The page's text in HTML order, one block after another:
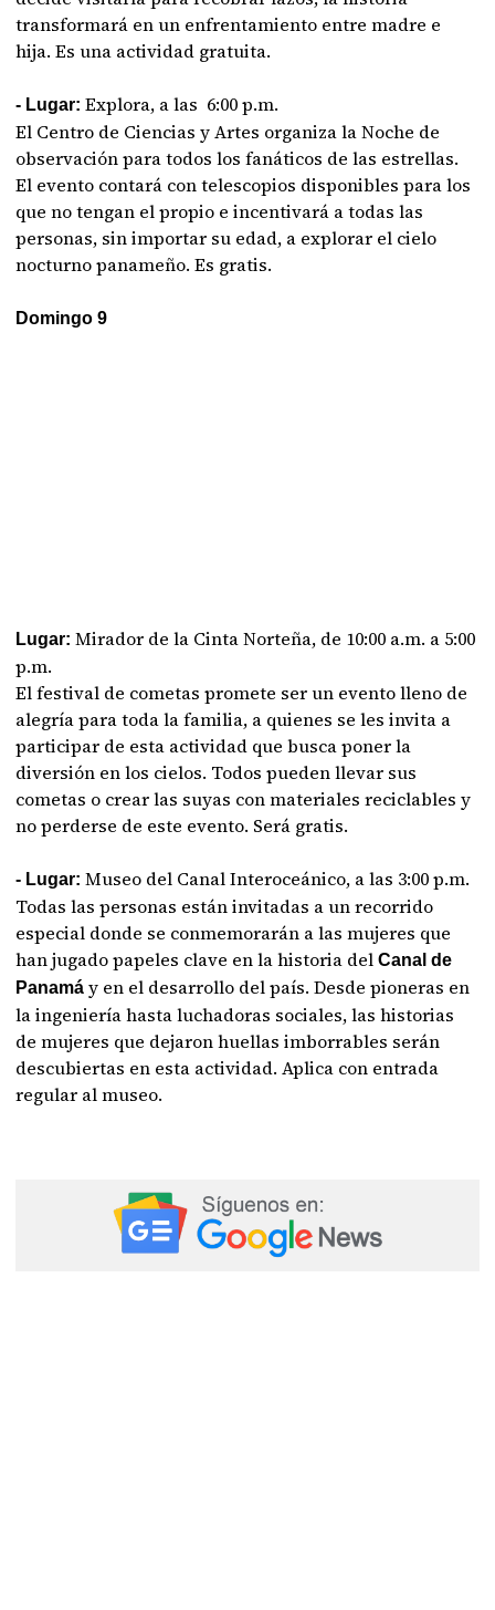
transformará en un enfrentamiento entre madre e
hija. Es una actividad gratuita.
- Lugar: Explora, a las 6:00 p.m.
El Centro de Ciencias y Artes organiza la Noche de
observación para todos los fanáticos de las estrellas.
El evento contará con telescopios disponibles para los
que no tengan el propio e incentivará a todas las
personas, sin importar su edad, a explorar el cielo
nocturno panameño. Es gratis.
Domingo 9
Lugar: Mirador de la Cinta Norteña, de 10:00 a.m. a 5:00
p.m.
El festival de cometas promete ser un evento lleno de
alegría para toda la familia, a quienes se les invita a
participar de esta actividad que busca poner la
diversión en los cielos. Todos pueden llevar sus
cometas o crear las suyas con materiales reciclables y
no perderse de este evento. Será gratis.
- Lugar:Museo del Canal Interoceánico, a las 3:00 p.m.
Todas las personas están invitadas a un recorrido
especial donde se conmemorarán a las mujeres que
han jugado papeles clave en la historia delCanal de
Panamáy en el desarrollo del país. Desde pioneras en
la ingeniería hasta luchadoras sociales, las historias
de mujeres que dejaron huellas imborrables serán
descubiertas en esta actividad. Aplica con entrada
regular al museo.